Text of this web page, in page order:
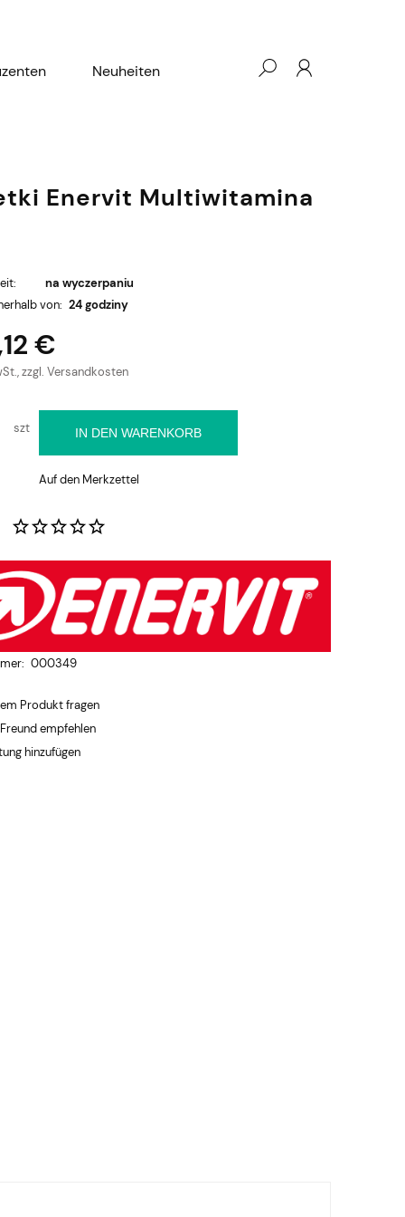
Neuheiten
Enervit Multiwitamina
na wyczerpaniu
von: 24 godziny
€
zzgl. Versandkosten
szt IN DEN WARENKORB
Auf den Merkzettel
000349
Produkt fragen
empfehlen
hinzufügen